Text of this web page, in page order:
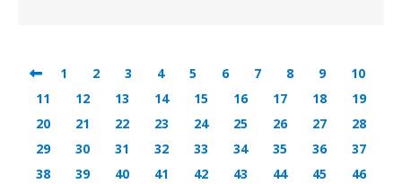
1 2 3 4 5 6 7 8 9
10
11
12 13 14 15 16 17 18
19
20
21 22 23 24 25 26 27
28
29
30 31 32 33 34 35 36
37
38
39 40 41 42 43 44 45
46